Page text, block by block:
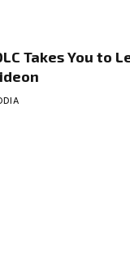
Takes You to